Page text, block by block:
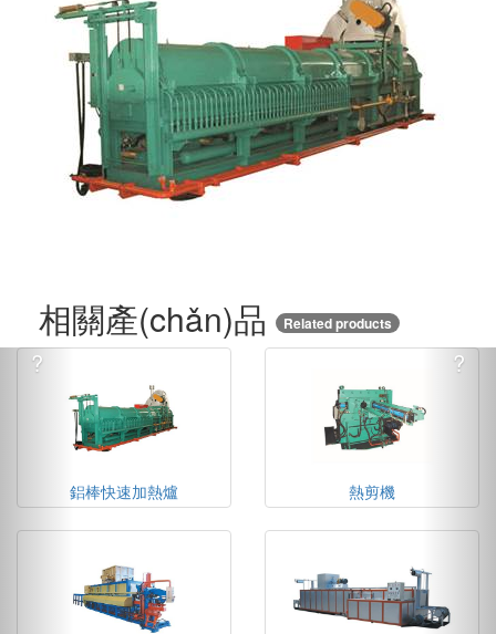
相關產(chǎn)品 Related products
鋁棒快速加熱爐 熱剪機
? ?